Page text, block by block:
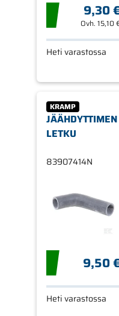
9,30
Ovh. 15,10
Heti varastossa
KRAMP
JÄÄHDYTTIMEN
LETKU
83907414N
9,50
Heti varastossa